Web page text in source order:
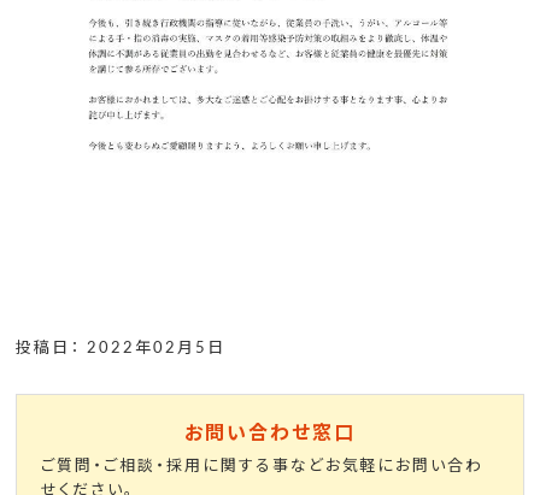
投稿日： 2022年02月5日
お問い合わせ窓口
ご質問・ご相談・採用に関する事などお気軽にお問い合わ
せください。